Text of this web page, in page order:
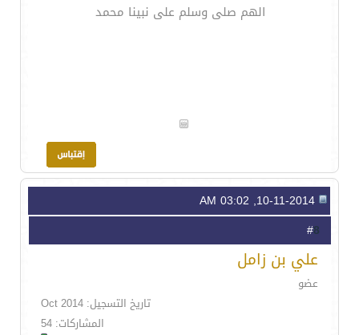
الهم صلى وسلم على نبينا محمد
8
علي بن زامل
عضو
تاريخ التسجيل: Oct 2014
المشاركات: 54